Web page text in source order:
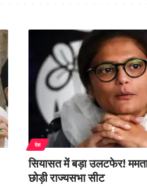
देश
सियासत में बड़ा उलटफेर!
छोड़ी राज्यसभा सीट